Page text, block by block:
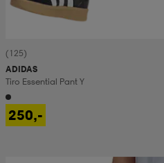
(125)
ADIDAS
Tiro Essential Pant Y
250,-